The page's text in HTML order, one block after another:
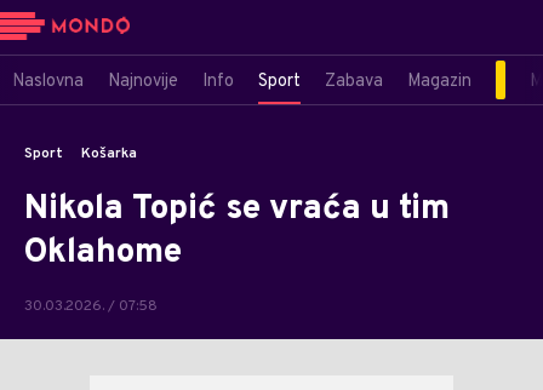
Naslovna Najnovije Info Sport Zabava Magazin
Sport Košarka
Nikola Topić se vraća u tim
Oklahome
30.03.2026. / 07:58